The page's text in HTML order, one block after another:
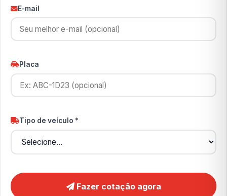
E-mail
Placa
Tipo de veículo *
Fazer cotação agora